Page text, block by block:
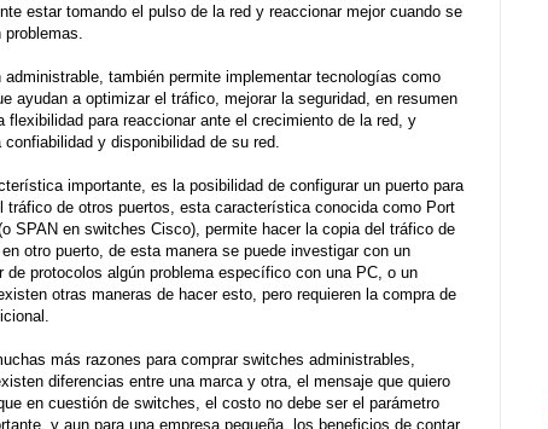
estar tomando el pulso de la red y reaccionar mejor cuando se
administrable, también permite implementar tecnologías como
ayudan a optimizar el tráfico, mejorar la seguridad, en resumen
flexibilidad para reaccionar ante el crecimiento de la red, y
confiabilidad y disponibilidad de su red.
importante, es la posibilidad de configurar un puerto para
tráfico de otros puertos, esta característica conocida como Port
SPAN en switches Cisco), permite hacer la copia del tráfico de
otro puerto, de esta manera se puede investigar con un
de protocolos algún problema específico con una PC, o un
otras maneras de hacer esto, pero requieren la compra de
más razones para comprar switches administrables,
diferencias entre una marca y otra, el mensaje que quiero
en cuestión de switches, el costo no debe ser el parámetro
y aun para una empresa pequeña, los beneficios de contar